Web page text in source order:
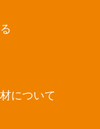
について